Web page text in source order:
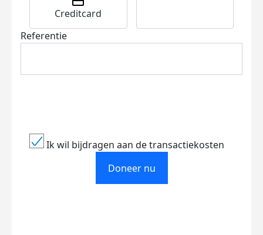
Creditcard
Referentie
Ik wil bijdragen aan de transactiekosten
Doneer nu